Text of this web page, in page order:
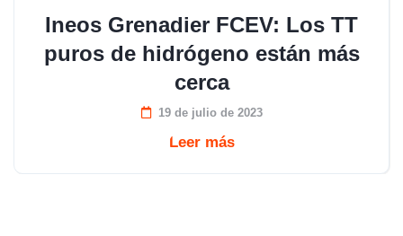
Ineos Grenadier FCEV: Los TT
puros de hidrógeno están más
cerca
19 de julio de 2023
Leer más